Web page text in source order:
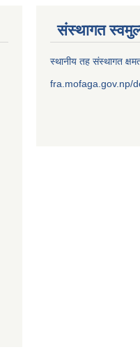
संस्थागत
स्थानीय तह संस्थागत
fra.mofaga.gov.np/